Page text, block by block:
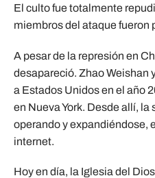
El culto fue totalmente
miembros del ataque fueron
A pesar de la represión en
desapareció. Zhao Weishan
a Estados Unidos en el año
en Nueva York. Desde allí,
operando y expandiéndose,
internet.
Hoy en día, la Iglesia del